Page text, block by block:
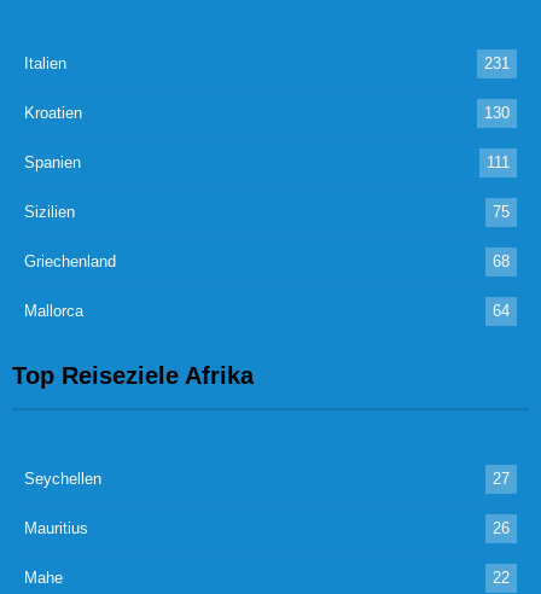
Italien 231
Kroatien 130
Spanien 111
Sizilien 75
Griechenland 68
Mallorca 64
Top Reiseziele Afrika
Seychellen 27
Mauritius 26
Mahe 22